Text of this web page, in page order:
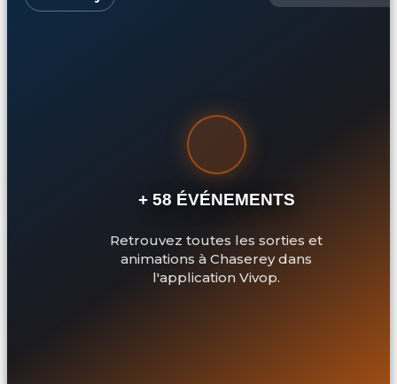
+ 58 ÉVÉNEMENTS
Retrouvez toutes les sorties et
animations à Chaserey dans
l'application Vivop.